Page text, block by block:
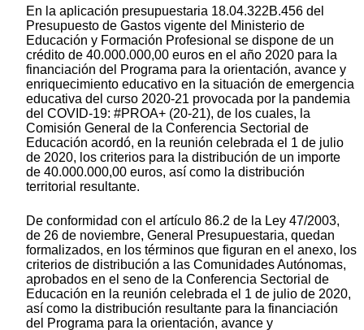
En la aplicación presupuestaria 18.04.322B.456 del
Presupuesto de Gastos vigente del Ministerio de
Educación y Formación Profesional se dispone de un
crédito de 40.000.000,00 euros en el año 2020 para la
financiación del Programa para la orientación, avance y
enriquecimiento educativo en la situación de emergencia
educativa del curso 2020-21 provocada por la pandemia
del COVID-19: #PROA+ (20-21), de los cuales, la
Comisión General de la Conferencia Sectorial de
Educación acordó, en la reunión celebrada el 1 de julio
de 2020, los criterios para la distribución de un importe
de 40.000.000,00 euros, así como la distribución
territorial resultante.
De conformidad con el artículo 86.2 de la Ley 47/2003,
de 26 de noviembre, General Presupuestaria, quedan
formalizados, en los términos que figuran en el anexo, los
criterios de distribución a las Comunidades Autónomas,
aprobados en el seno de la Conferencia Sectorial de
Educación en la reunión celebrada el 1 de julio de 2020,
así como la distribución resultante para la financiación
del Programa para la orientación, avance y